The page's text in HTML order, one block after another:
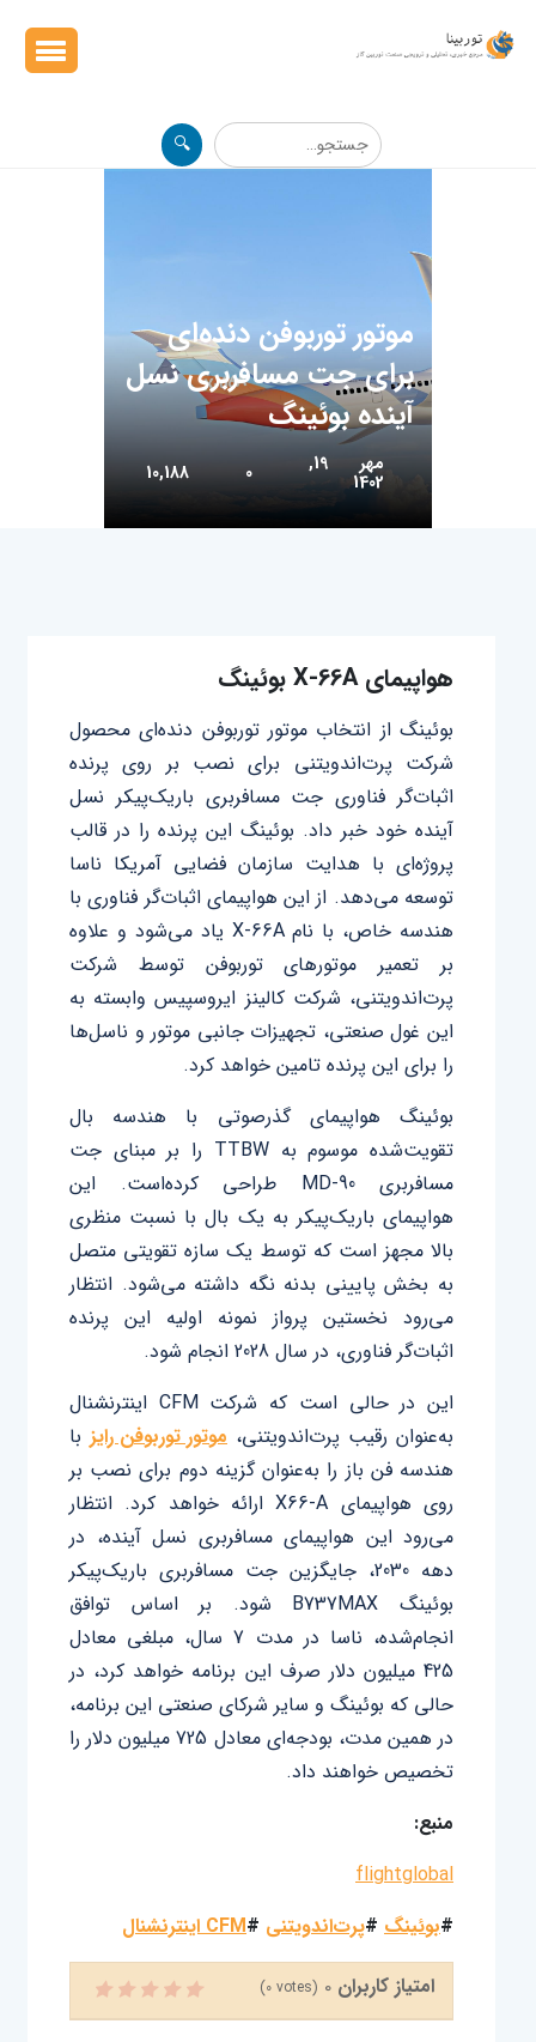
🔍
موتور توربوفن دنده‌ای
برای جت مسافربری نسل
آینده بوئینگ
مهر 19,
1402
0
10,188
هواپیمای X-66A بوئینگ
بوئینگ از انتخاب موتور توربوفن دنده‌ای محصول
شرکت پرت‌اندویتنی برای نصب بر روی پرنده
اثبات‌گر فناوری جت مسافربری باریک‌پیکر نسل
آینده خود خبر داد. بوئینگ این پرنده را در قالب
پروژه‌ای با هدایت سازمان فضایی آمریکا ناسا
توسعه می‌دهد. از این هواپیمای اثبات‌گر فناوری با
هندسه خاص، با نام X-66A یاد می‌شود و علاوه
بر تعمیر موتورهای توربوفن توسط شرکت
پرت‌اندویتنی، شرکت کالینز ایروسپیس وابسته به
این غول صنعتی، تجهیزات جانبی موتور و ناسل‌ها
را برای این پرنده تامین خواهد کرد.
بوئینگ هواپیمای گذرصوتی با هندسه بال
تقویت‌شده موسوم به TTBW را بر مبنای جت
مسافربری MD-90 طراحی کرده‌است. این
هواپیمای باریک‌پیکر به یک بال با نسبت منظری
بالا مجهز است که توسط یک سازه تقویتی متصل
به بخش پایینی بدنه نگه داشته می‌شود. انتظار
می‌رود نخستین پرواز نمونه اولیه این پرنده
اثبات‌گر فناوری، در سال 2028 انجام شود.
این در حالی است که شرکت CFM اینترنشنال
به‌عنوان رقیب پرت‌اندویتنی، موتور توربوفن رایز با
هندسه فن باز را به‌عنوان گزینه دوم برای نصب بر
روی هواپیمای X66-A ارائه خواهد کرد. انتظار
می‌رود این هواپیمای مسافربری نسل آینده، در
دهه 2030، جایگزین جت مسافربری باریک‌پیکر
بوئینگ B737MAX شود. بر اساس توافق
انجام‌شده، ناسا در مدت 7 سال، مبلغی معادل
425 میلیون دلار صرف این برنامه خواهد کرد، در
حالی که بوئینگ و سایر شرکای صنعتی این برنامه،
در همین مدت، بودجه‌ای معادل 725 میلیون دلار را
تخصیص خواهند داد.
منبع:
flightglobal
#بوئینگ #پرت‌اندویتنی #CFM اینترنشنال
امتیاز کاربران 0
(0 votes)